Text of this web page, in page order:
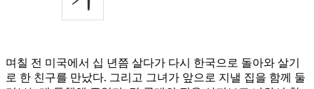
며칠 전 미국에서 십 년쯤 살다가 다시 한국으로 돌아와 살기
로 한 친구를 만났다. 그리고 그녀가 앞으로 지낼 집을 함께 둘